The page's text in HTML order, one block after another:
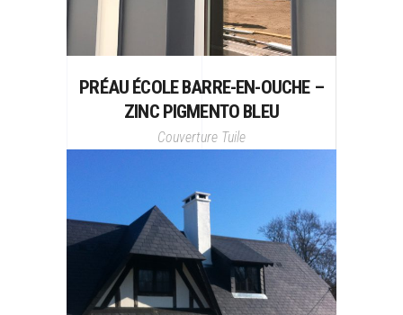
PRÉAU ÉCOLE BARRE-EN-OUCHE –
ZINC PIGMENTO BLEU
Couverture Tuile